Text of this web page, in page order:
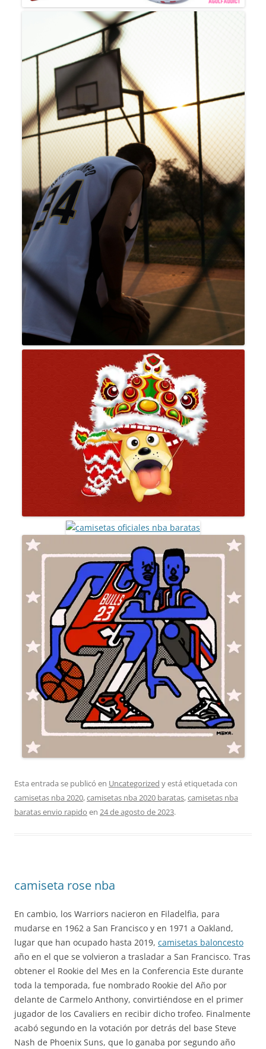
Esta entrada se publicó en Uncategorized y está etiquetada con
camisetas nba 2020,camisetas nba 2020 baratas,camisetas nba
baratas envio rapido en 24 de agosto de 2023.
camiseta rose nba
En cambio, los Warriors nacieron en Filadelfia, para
mudarse en 1962 a San Francisco y en 1971 a Oakland,
lugar que han ocupado hasta 2019, camisetas baloncesto
año en el que se volvieron a trasladar a San Francisco. Tras
obtener el Rookie del Mes en la Conferencia Este durante
toda la temporada, fue nombrado Rookie del Año por
delante de Carmelo Anthony, convirtiéndose en el primer
jugador de los Cavaliers en recibir dicho trofeo. Finalmente
acabó segundo en la votación por detrás del base Steve
Nash de Phoenix Suns, que lo ganaba por segundo año